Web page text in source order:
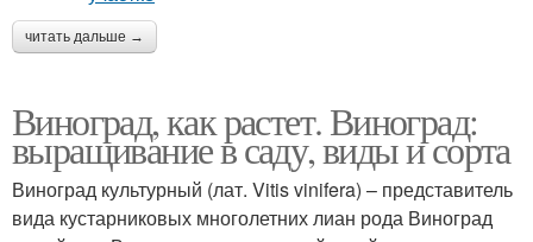
читать дальше →
Виноград, как растет. Виноград:
выращивание в саду, виды и сорта
Виноград культурный (лат. Vitis vinifera) – представитель
вида кустарниковых многолетних лиан рода Виноград